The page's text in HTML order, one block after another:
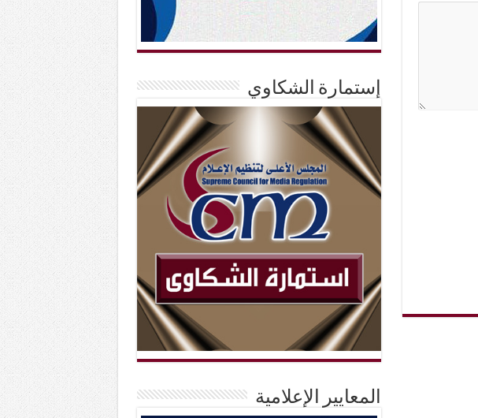
إستمارة الشكاوي
المعايير الإعلامية